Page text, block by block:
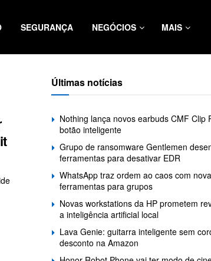
SEGURANÇA NEGÓCIOS MAIS
Últimas notícias
Nothing lança novos earbuds CMF Clip
botão inteligente
Grupo de ransomware Gentlemen
ferramentas para desativar EDR
WhatsApp traz ordem ao caos com
ferramentas para grupos
Novas workstations da HP prometem
a inteligência artificial local
Lava Genie: guitarra inteligente sem
desconto na Amazon